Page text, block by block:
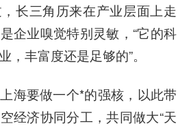
长三角历来在产业层面上走
企业嗅觉特别灵敏，“它的科
，丰富度还是足够的”。
海要做一个*的强核，以此带
经济协同分工，共同做大“天